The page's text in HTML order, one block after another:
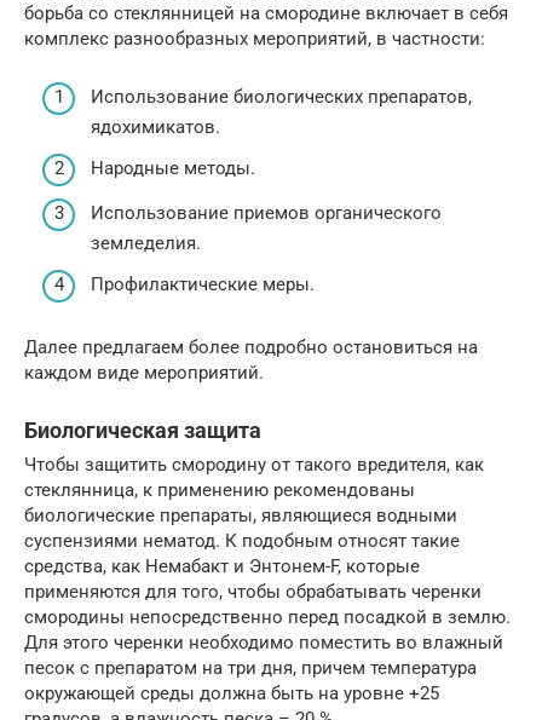
борьба со стеклянницей на смородине включает в себя
комплекс разнообразных мероприятий, в частности:
Использование биологических препаратов,
ядохимикатов.
Народные методы.
Использование приемов органического
земледелия.
Профилактические меры.
Далее предлагаем более подробно остановиться на
каждом виде мероприятий.
Биологическая защита
Чтобы защитить смородину от такого вредителя, как
стеклянница, к применению рекомендованы
биологические препараты, являющиеся водными
суспензиями нематод. К подобным относят такие
средства, как Немабакт и Энтонем-F, которые
применяются для того, чтобы обрабатывать черенки
смородины непосредственно перед посадкой в землю.
Для этого черенки необходимо поместить во влажный
песок с препаратом на три дня, причем температура
окружающей среды должна быть на уровне +25